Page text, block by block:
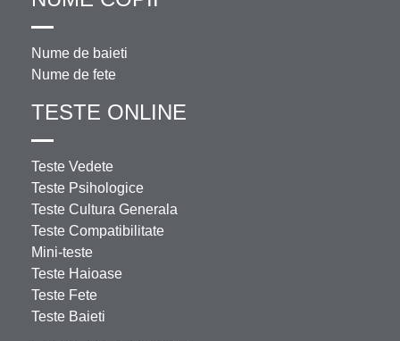
Nume de baieti
Nume de fete
TESTE ONLINE
Teste Vedete
Teste Psihologice
Teste Cultura Generala
Teste Compatibilitate
Mini-teste
Teste Haioase
Teste Fete
Teste Baieti